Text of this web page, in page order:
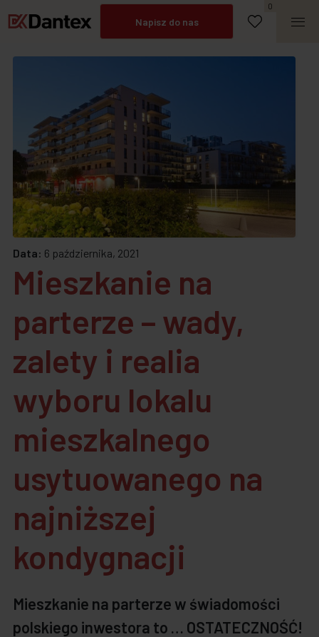
Napisz do nas
Zadzwoń
0
Data: 6 października, 2021
Mieszkanie na
parterze – wady,
zalety i realia
wyboru lokalu
mieszkalnego
usytuowanego na
najniższej
kondygnacji
Mieszkanie na parterze w świadomości
polskiego inwestora to … OSTATECZNOŚĆ!